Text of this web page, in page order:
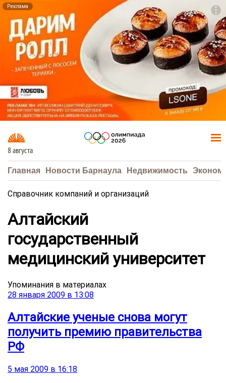
Реклама
8 августа
Главная Новости Барнаула Недвижимость
Справочник компаний и организаций
Алтайский
государственный
медицинский университет
Упоминания в материалах
28 января 2009 в 13:08
Алтайские ученые снова могут
получить премию правительства
РФ
5 мая 2009 в 16:18